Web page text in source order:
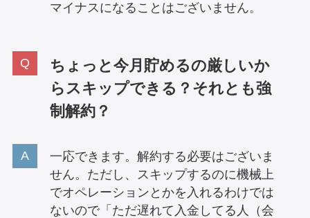
マイナスになることはございません。
ちょっと今月貯めるの厳しいか
らスキップできる？それとも強
制解約？
一応できます。解約する必要はございま
せん。ただし、スキップするのに機械上
でオペレーションとかを入れるわけでは
ないので「ただ遅れて入金してる人（会